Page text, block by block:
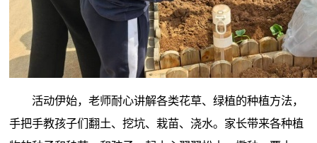
活动伊始，老师耐心讲解各类花草、绿植的种植方法，
手把手教孩子们翻土、挖坑、栽苗、浇水。家长带来各种植